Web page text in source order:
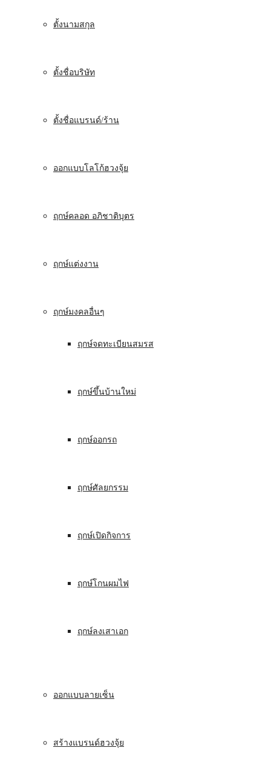
ตั้งนามสกุล
ตั้งชื่อบริษัท
ตั้งชื่อแบรนด์/ร้าน
ออกแบบโลโก้ฮวงจุ้ย
ฤกษ์คลอด อภิชาติบุตร
ฤกษ์แต่งงาน
ฤกษ์มงคลอื่นๆ
ฤกษ์จดทะเบียนสมรส
ฤกษ์ขึ้นบ้านใหม่
ฤกษ์ออกรถ
ฤกษ์ศัลยกรรม
ฤกษ์เปิดกิจการ
ฤกษ์โกนผมไฟ
ฤกษ์ลงเสาเอก
ออกแบบลายเซ็น
สร้างแบรนด์ฮวงจุ้ย